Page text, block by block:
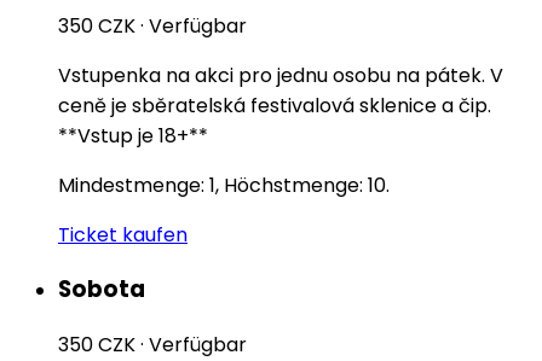
350 CZK· Verfügbar
Vstupenka na akci pro jednu osobu na pátek. V
ceně je sběratelská festivalová sklenice a čip.
**Vstup je 18+**
Mindestmenge: 1, Höchstmenge: 10.
Ticket kaufen
Sobota
350 CZK· Verfügbar